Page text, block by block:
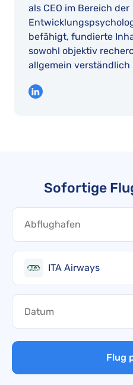
als CEO im Bereich der
befähigt, fundierte
sowohl objektiv
allgemein verständlich
Sofortige
ITA Airways
Flug